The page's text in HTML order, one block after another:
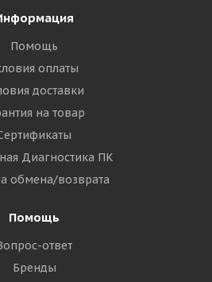
Помощь
оплаты
доставки
на товар
Диагностика ПК
обмена/возврата
Помощь
ответ
Бренды